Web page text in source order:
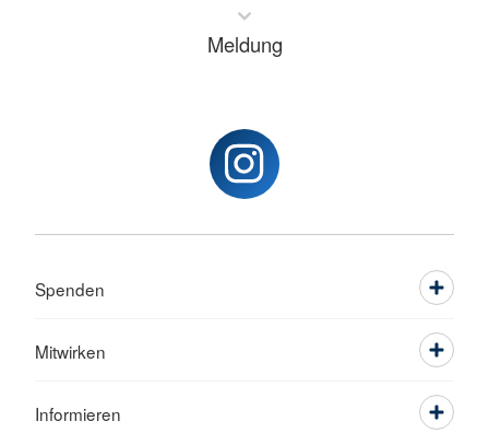
Meldung
Spenden
Mitwirken
Informieren